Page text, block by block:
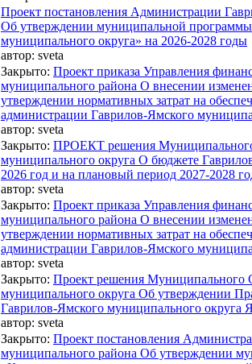
Проект постановления Администрации
Об утверждении муниципальной программы
муниципального округа» на 2026-2028 годы
автор: sveta
Закрыто: Проект приказа Управления
муниципального района О внесении
утверждении нормативных затрат на
администрации Гаврилов-Ямского
автор: sveta
Закрыто: ПРОЕКТ решения
муниципального округа О бюджете
2026 год и на плановый период 2027-2028
автор: sveta
Закрыто: Проект приказа Управления
муниципального района О внесении
утверждении нормативных затрат на
администрации Гаврилов-Ямского
автор: sveta
Закрыто: Проект решения Муниципального
муниципального округа Об утверждении
Гаврилов-Ямского муниципального округа
автор: sveta
Закрыто: Проект постановления
муниципального района Об утверждении